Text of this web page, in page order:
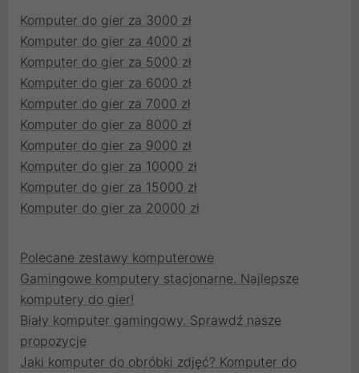
Komputer do gier za 3000 zł
Komputer do gier za 4000 zł
Komputer do gier za 5000 zł
Komputer do gier za 6000 zł
Komputer do gier za 7000 zł
Komputer do gier za 8000 zł
Komputer do gier za 9000 zł
Komputer do gier za 10000 zł
Komputer do gier za 15000 zł
Komputer do gier za 20000 zł
Polecane zestawy komputerowe
Gamingowe komputery stacjonarne. Najlepsze
komputery do gier!
Biały komputer gamingowy. Sprawdź nasze
propozycje
Jaki komputer do obróbki zdjęć? Komputer do